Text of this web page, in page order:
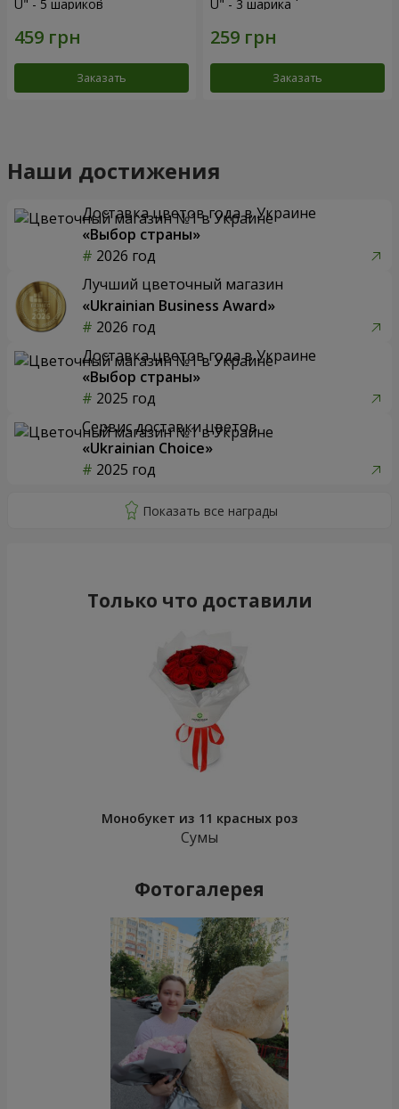
U" - 5 шариков
Заказать
U" - 3 шарика
Заказать
Наши достижения
Доставка цветов года в Украине
«Выбор страны»
2026 год
Лучший цветочный магазин
«Ukrainian Business Award»
2026 год
Доставка цветов года в Украине
«Выбор страны»
2025 год
Сервис доставки цветов
«Ukrainian Choice»
2025 год
Только что доставили
Монобукет из 11 красных роз
Сумы
Фотогалерея